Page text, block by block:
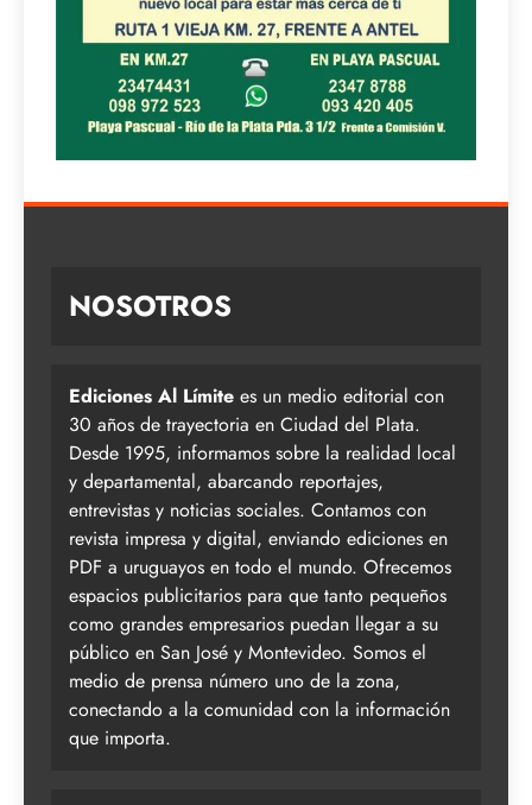
NOSOTROS
Ediciones Al Límite es un medio editorial con
30 años de trayectoria en Ciudad del Plata.
Desde 1995, informamos sobre la realidad local
y departamental, abarcando reportajes,
entrevistas y noticias sociales. Contamos con
revista impresa y digital, enviando ediciones en
PDF a uruguayos en todo el mundo. Ofrecemos
espacios publicitarios para que tanto pequeños
como grandes empresarios puedan llegar a su
público en San José y Montevideo. Somos el
medio de prensa número uno de la zona,
conectando a la comunidad con la información
que importa.